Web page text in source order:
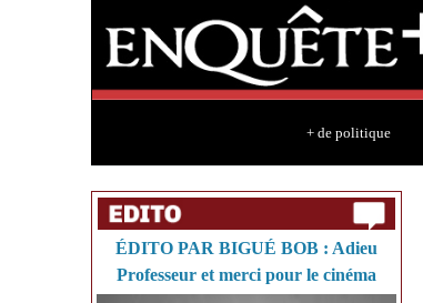
+ de politique
ÉDITO PAR BIGUÉ BOB : Adieu
Professeur et merci pour le cinéma